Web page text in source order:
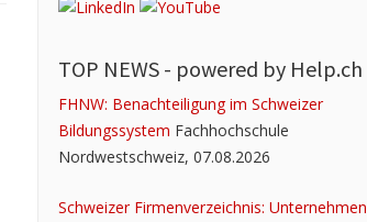
TOP NEWS - powered by Help.ch
FHNW: Benachteiligung im Schweizer
Bildungssystem Fachhochschule
Nordwestschweiz, 07.08.2026
Schweizer Firmenverzeichnis: Unternehmen